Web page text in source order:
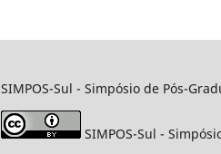
SIMPOS-Sul - Simpósio de Pós-
SIMPOS-Sul -